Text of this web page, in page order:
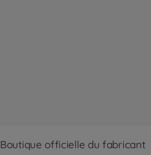
Boutique officielle du fabricant